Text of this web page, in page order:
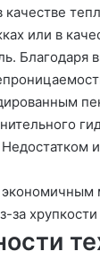
качестве
или в
Благодаря
за хрупкости